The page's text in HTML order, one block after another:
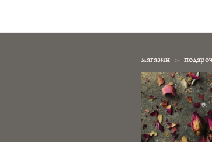
магазин >